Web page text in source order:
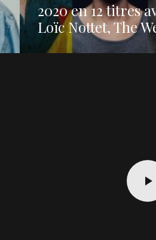
2020 en 12 titres
Loïc Nottet, The